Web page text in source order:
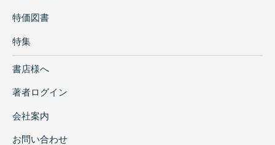
特価図書
特集
書店様へ
著者ログイン
会社案内
お問い合わせ